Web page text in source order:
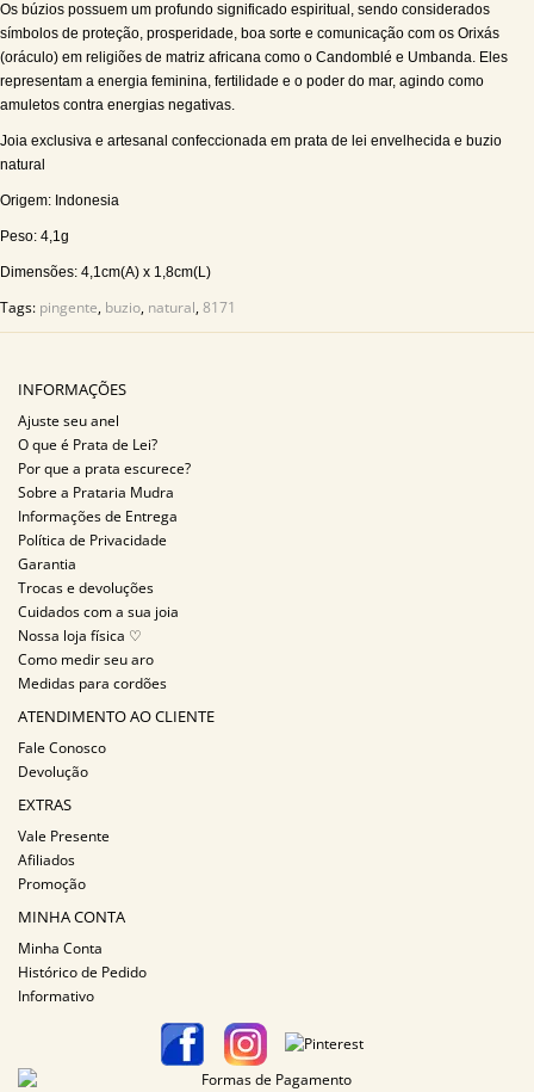
Os búzios possuem um profundo significado espiritual, sendo considerados
símbolos de proteção, prosperidade, boa sorte e comunicação com os Orixás
(oráculo) em religiões de matriz africana como o Candomblé e Umbanda. Eles
representam a energia feminina, fertilidade e o poder do mar, agindo como
amuletos contra energias negativas.
Joia exclusiva e artesanal confeccionada em prata de lei envelhecida e buzio
natural
Origem: Indonesia
Peso: 4,1g
Dimensões: 4,1cm(A) x 1,8cm(L)
Tags: pingente, buzio, natural,8171
INFORMAÇÕES
Ajuste seu anel
O que é Prata de Lei?
Por que a prata escurece?
Sobre a Prataria Mudra
Informações de Entrega
Política de Privacidade
Garantia
Trocas e devoluções
Cuidados com a sua joia
Nossa loja física ♡
Como medir seu aro
Medidas para cordões
ATENDIMENTO AO CLIENTE
Fale Conosco
Devolução
EXTRAS
Vale Presente
Afiliados
Promoção
MINHA CONTA
Minha Conta
Histórico de Pedido
Informativo